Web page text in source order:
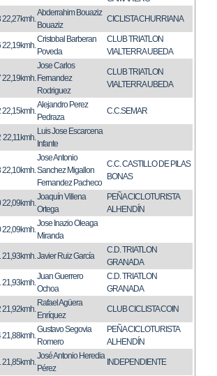
22,27kmh.
Abderrahim Bouaziz
Bouaziz
CICLISTA CHURRIANA
22,19kmh.
Cristobal Barberan
Poveda
CLUB TRIATLON
VIALTERRA UBEDA
22,19kmh.
Jose Carlos
Fernandez
Rodriguez
CLUB TRIATLON
VIALTERRA UBEDA
22,15kmh.
Alejandro Perez
Pedraza
C.C.SEMAR
22,11kmh.
Luis Jose Escarcena
Infante
22,10kmh.
Jose Antonio
Sanchez Migallon
Fernandez Pacheco
C.C. CASTILLO DE PILAS
BONAS
22,09kmh.
Joaquín Villena
Ortega
PEÑA CICLOTURISTA
ALHENDÍN
22,09kmh.
Jose Inazio Oleaga
Miranda
21,93kmh.Javier Ruiz García
C.D. TRIATLON
GRANADA
21,93kmh.
Juan Guerrero
Ochoa
C.D. TRIATLON
GRANADA
21,92kmh.
Rafael Agüera
Enríquez
CLUB CICLISTA COIN
21,88kmh.
Gustavo Segovia
Romero
PEÑA CICLOTURISTA
ALHENDÍN
21,85kmh.
José Antonio Heredia
Pérez
INDEPENDIENTE